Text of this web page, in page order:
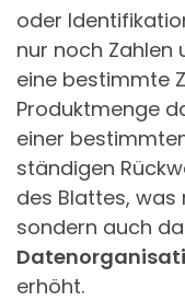
oder
nur noch Zahlen
eine bestimmte
Produktmenge
einer
ständigen
des Blattes,
sondern auch
erhöht.